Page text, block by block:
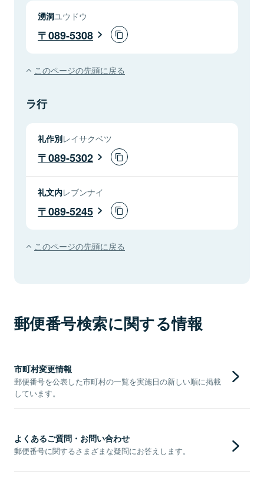
湧洞ユウドウ
089-5308
このページの先頭に戻る
ラ行
礼作別レイサクベツ
089-5302
礼文内レブンナイ
089-5245
このページの先頭に戻る
郵便番号検索に関する情報
市町村変更情報
郵便番号を公表した市町村の一覧を実施日の新しい順に掲載
しています。
よくあるご質問・お問い合わせ
郵便番号に関するさまざまな疑問にお答えします。